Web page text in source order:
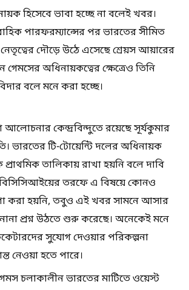
হিসেবে ভাবা হচ্ছে না বলেই খবর।
পারফরম্যান্সের পর ভারতের সীমিত
দৌড়ে উঠে এসেছে শ্রেয়স আয়ারের
গেমসের অধিনায়কত্বের ক্ষেত্রেও তিনি
বলে মনে করা হচ্ছে।
আলোচনার কেন্দ্রবিন্দুতে রয়েছে সূর্যকুমার
ভারতের টি-টোয়েন্টি দলের অধিনায়ক
প্রাথমিক তালিকায় রাখা হয়নি বলে দাবি
বিসিসিআইয়ের তরফে এ বিষয়ে কোনও
করা হয়নি, তবুও এই খবর সামনে আসার
প্রশ্ন উঠতে শুরু করেছে। অনেকেই মনে
সুযোগ দেওয়ার পরিকল্পনা
নেওয়া হতে পারে।
চলাকালীন ভারতের মাটিতে ওয়েস্ট